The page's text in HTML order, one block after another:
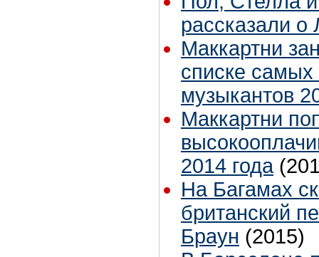
рассказали о
Маккартни
списке
музыкантов
Маккартни
2014 года
На Багамах
британский
Браун (2015)